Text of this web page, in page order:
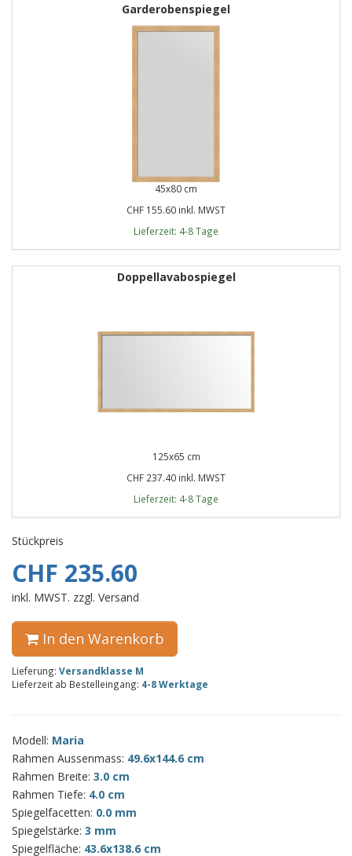
Garderobenspiegel
45x80 cm
CHF 155.60 inkl. MWST
Lieferzeit: 4-8 Tage
Doppellavabospiegel
125x65 cm
CHF 237.40 inkl. MWST
Lieferzeit: 4-8 Tage
Stückpreis
CHF 235.60
inkl. MWST. zzgl. Versand
In den Warenkorb
Lieferung: Versandklasse M
Lieferzeit ab Bestelleingang: 4-8 Werktage
Modell: Maria
Rahmen Aussenmass: 49.6x144.6 cm
Rahmen Breite: 3.0 cm
Rahmen Tiefe: 4.0 cm
Spiegelfacetten: 0.0 mm
Spiegelstärke: 3 mm
Spiegelfläche: 43.6x138.6 cm